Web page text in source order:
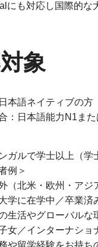
にも対応し国際的な
象
本語ネイティブの方
：日本語能力N1また
ガルで学士以上（学
例＞
（北⽶・欧州・アジ
学に在学中／卒業済
⽣活やグローバルな
インターナショナ
や留学経験をお持ち